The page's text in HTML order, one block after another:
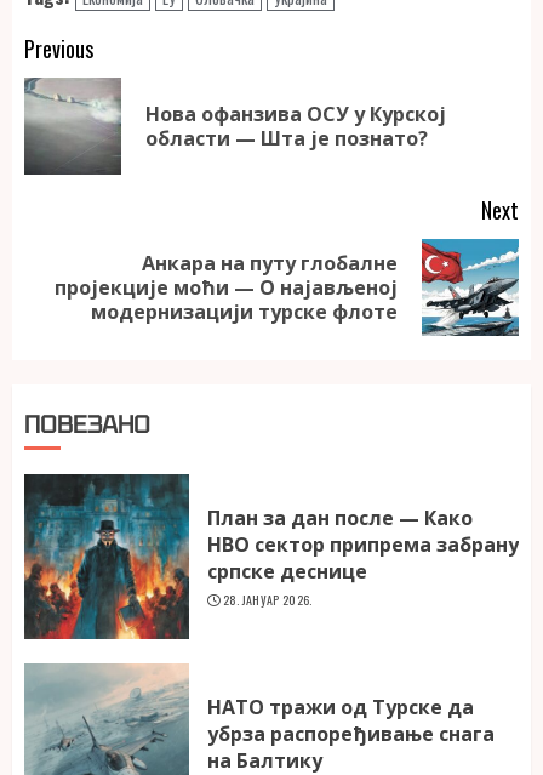
Continue
Reading
Previous
Нова офанзива ОСУ у Курској
области — Шта је познато?
Next
Next
Анкара на путу глобалне
пројекције моћи — О најављеној
модернизацији турске флоте
ПОВЕЗАНО
План за дан после — Како
НВО сектор припрема забрану
српске деснице
28. ЈАНУАР 2026.
НАТО тражи од Турске да
убрза распоређивање снага
на Балтику